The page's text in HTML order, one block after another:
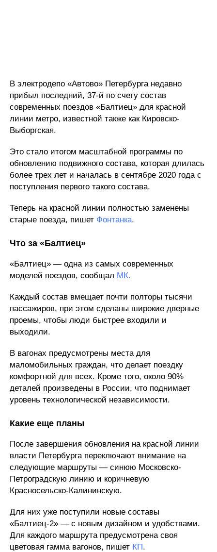
В электродепо «Автово» Петербурга недавно
прибыл последний, 37-й по счету состав
современных поездов «Балтиец» для красной
линии метро, известной также как Кировско-
Выборгская.
Это стало итогом масштабной программы по
обновлению подвижного состава, которая длилась
более трех лет и началась в сентябре 2020 года с
поступления первого такого состава.
Теперь на красной линии полностью заменены
старые поезда, пишет Фонтанка.
Что за «Балтиец»
«Балтиец» — одна из самых современных
моделей поездов, сообщал МК.
Каждый состав вмещает почти полторы тысячи
пассажиров, при этом сделаны широкие дверные
проемы, чтобы люди быстрее входили и
выходили.
В вагонах предусмотрены места для
маломобильных граждан, что делает поездку
комфортной для всех. Кроме того, около 90%
деталей произведены в России, что поднимает
уровень технологической независимости.
Какие еще планы
После завершения обновления на красной линии
власти Петербурга переключают внимание на
следующие маршруты — синюю Московско-
Петроградскую линию и коричневую
Красносельско-Калининскую.
Для них уже поступили новые составы
«Балтиец-2» — с новым дизайном и удобствами.
Для каждого маршрута предусмотрена своя
цветовая гамма вагонов, пишет КП.